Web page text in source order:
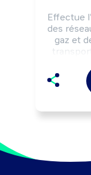
Effectue
des
gaz et